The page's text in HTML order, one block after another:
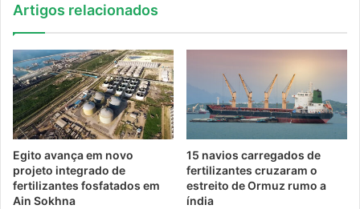
Artigos relacionados
Egito avança em novo
projeto integrado de
fertilizantes fosfatados em
Ain Sokhna
15 navios carregados de
fertilizantes cruzaram o
estreito de Ormuz rumo a
índia